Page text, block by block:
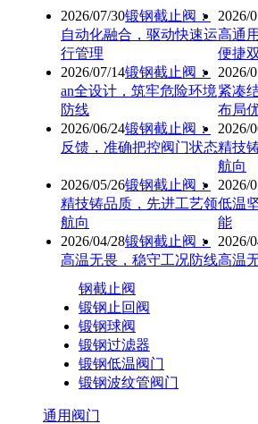
2026/07/30锻钢截止阀：
自动化融合，驱动快速运
行管理
2026/
高通
便捷
2026/07/14锻钢截止阀：
an全设计，筑牢危险环境
防线
2026/
紧凑
布局
2026/06/24锻钢截止阀：
反馈，准确把控阀门状态
2026/
精技
航向
2026/05/26锻钢截止阀：
精技铸品质，先进工艺领
航向
2026/
低温
能
2026/04/28锻钢截止阀：
高温无畏，稳守工况防线
2026/
高温
钢截止阀
锻钢止回阀
锻钢球阀
锻钢过滤器
锻钢低温阀门
锻钢波纹管阀门
通用阀门